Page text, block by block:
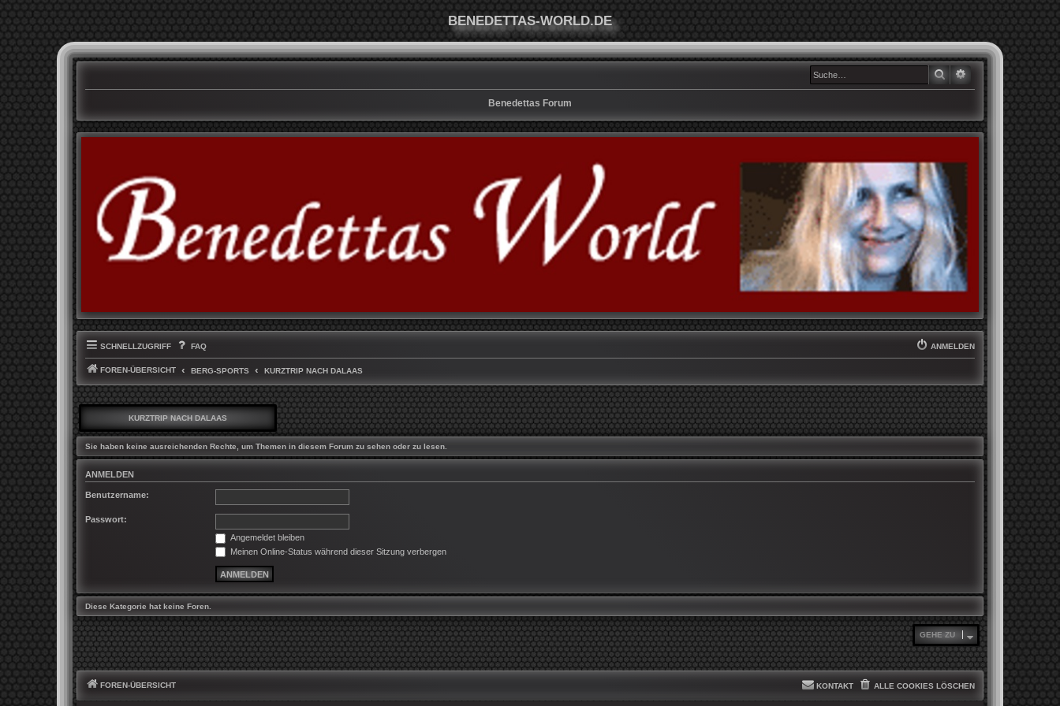
BENEDETTAS-WORLD.DE
SUCHE
Benedettas Forum
SCHNELLZUGRIFF FAQ ANMELDEN
FOREN-ÜBERSICHT BERG-SPORTS KURZTRIP NACH DALAAS
KURZTRIP NACH DALAAS
Sie haben keine ausreichenden Rechte, um Themen in diesem Forum zu sehen oder zu lesen.
ANMELDEN
Benutzername:
Passwort:
Angemeldet bleiben
Meinen Online-Status während dieser Sitzung verbergen
Diese Kategorie hat keine Foren.
GEHE ZU
FOREN-ÜBERSICHT ALLE COOKIES LÖSCHEN
KONTAKT